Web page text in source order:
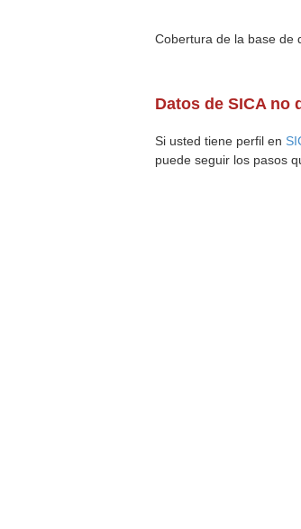
Cobertura de la base de
Datos de SICA no
Si usted tiene perfil en
puede seguir los pasos